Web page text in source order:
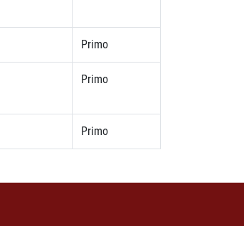
Primo
Primo
Primo